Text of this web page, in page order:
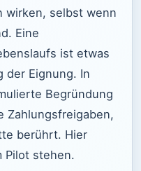
wirken, selbst wenn
Eine
ist etwas
der Eignung. In
Begründung
Zahlungsfreigaben,
berührt. Hier
Pilot stehen.